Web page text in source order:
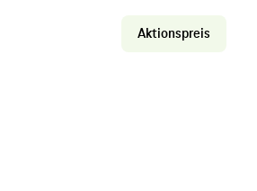
Aktionspreis